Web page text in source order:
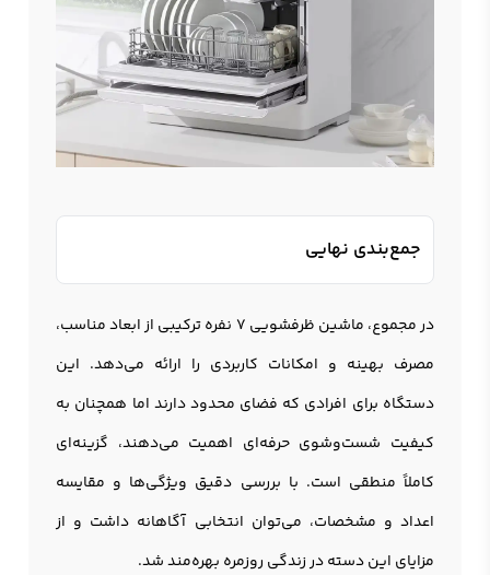
جمع‌بندی نهایی
در مجموع، ماشین ظرفشویی 7 نفره ترکیبی از ابعاد مناسب،
مصرف بهینه و امکانات کاربردی را ارائه می‌دهد. این
دستگاه برای افرادی که فضای محدود دارند اما همچنان به
کیفیت شست‌وشوی حرفه‌ای اهمیت می‌دهند، گزینه‌ای
کاملاً منطقی است. با بررسی دقیق ویژگی‌ها و مقایسه
اعداد و مشخصات، می‌توان انتخابی آگاهانه داشت و از
مزایای این دسته در زندگی روزمره بهره‌مند شد.